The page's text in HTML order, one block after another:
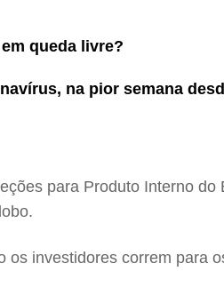
queda livre?
na pior semana
para Produto Interno
investidores correm para